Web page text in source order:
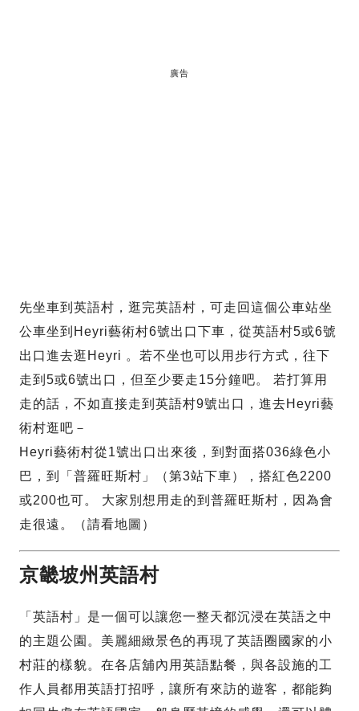
廣告
先坐車到英語村，逛完英語村，可走回這個公車站坐
公車坐到Heyri藝術村6號出口下車，從英語村5或6號
出口進去逛Heyri 。若不坐也可以用步行方式，往下
走到5或6號出口，但至少要走15分鐘吧。 若打算用
走的話，不如直接走到英語村9號出口，進去Heyri藝
術村逛吧－
Heyri藝術村從1號出口出來後，到對面搭036綠色小
巴，到「普羅旺斯村」（第3站下車），搭紅色2200
或200也可。 大家別想用走的到普羅旺斯村，因為會
走很遠。（請看地圖）
京畿坡州英語村
「英語村」是一個可以讓您一整天都沉浸在英語之中
的主題公園。美麗細緻景色的再現了英語圈國家的小
村莊的樣貌。在各店舖內用英語點餐，與各設施的工
作人員都用英語打招呼，讓所有來訪的遊客，都能夠